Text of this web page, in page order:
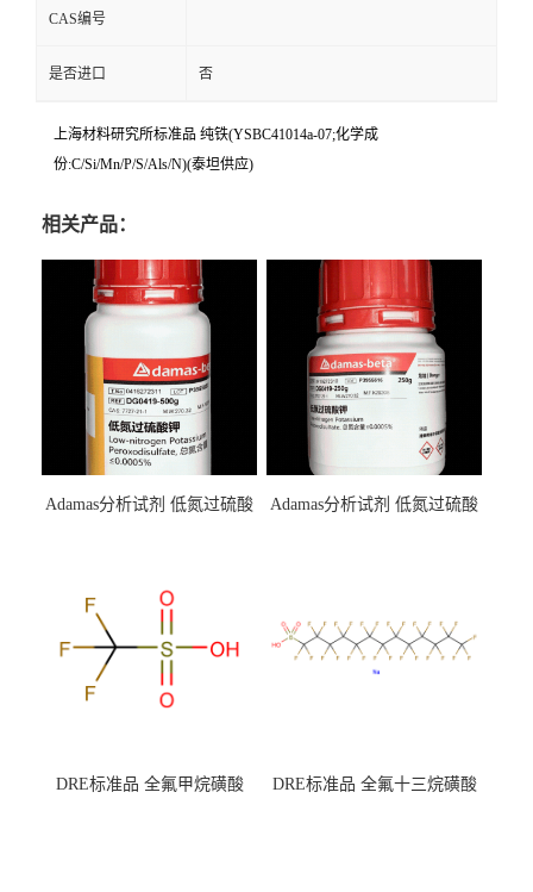
CAS编号
是否进口 否
上海材料研究所标准品 纯铁(YSBC41014a-07;化学成
份:C/Si/Mn/P/S/Als/N)(泰坦供应)
相关产品：
Adamas分析试剂 低氮过硫酸
（泰坦现货供应）
Adamas分析试剂 低氮过硫酸
DRE标准品 全氟甲烷磺酸
DRE标准品 全氟十三烷磺酸